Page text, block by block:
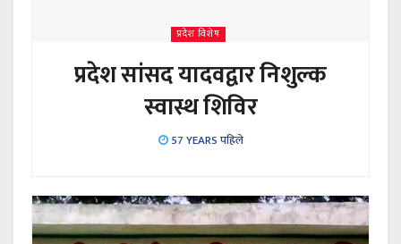
प्रदेश विशेष
प्रदेश सांसद यादवद्वार निशुल्क
स्वास्थ शिविर
57 YEARS पहिले